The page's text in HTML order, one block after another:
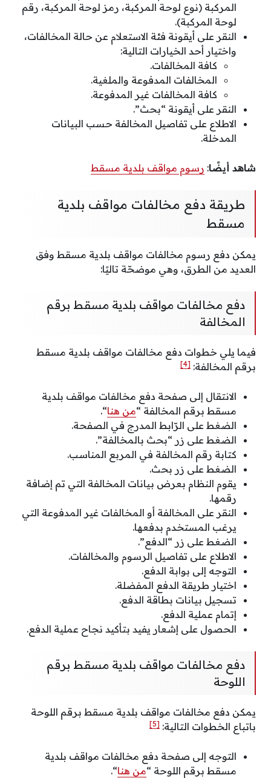
المركبة (نوع لوحة المركبة، رمز لوحة المركبة، رقم
لوحة المركبة).
النقر على أيقونة فئة الاستعلام عن حالة المخالفات،
واختيار أحد الخيارات التالية:
كافة المخالفات.
المخالفات المدفوعة والملغية.
كافة المخالفات غير المدفوعة.
النقر على أيقونة “بحث”.
الاطلاع على تفاصيل المخالفة حسب البيانات
المدخلة.
شاهد أيضًا: رسوم مواقف بلدية مسقط
طريقة دفع مخالفات مواقف بلدية
مسقط
يمكن دفع رسوم مخالفات مواقف بلدية مسقط وفق
العديد من الطرق، وهي موضحّة تاليًا:
دفع مخالفات مواقف بلدية مسقط برقم
المخالفة
فيما يلي خطوات دفع مخالفات مواقف بلدية مسقط
برقم المخالفة: [4]
الانتقال إلى صفحة دفع مخالفات مواقف بلدية
مسقط برقم المخالفة “من هنا“.
الضغط على الرّابط المدرج في الصفحة.
الضغط على زر “بحث بالمخالفة”.
كتابة رقم المخالفة في المربع المناسب.
الضغط على زر بحث.
يقوم النظام بعرض بيانات المخالفة التي تم إضافة
رقمها.
النقر على المخالفة أو المخالفات غير المدفوعة التي
يرغب المستخدم بدفعها.
الضغط على زر “الدفع”.
الاطلاع على تفاصيل الرسوم والمخالفات.
التوجه إلى بوابة الدفع.
اختيار طريقة الدفع المفضلة.
تسجيل بيانات بطاقة الدفع.
إتمام عملية الدفع.
الحصول على إشعار يفيد بتأكيد نجاح عملية الدفع.
دفع مخالفات مواقف بلدية مسقط برقم
اللوحة
يمكن دفع مخالفات مواقف بلدية مسقط برقم اللوحة
باتباع الخطوات التالية: [5]
التوجه إلى صفحة دفع مخالفات مواقف بلدية
مسقط برقم اللوحة “من هنا“.